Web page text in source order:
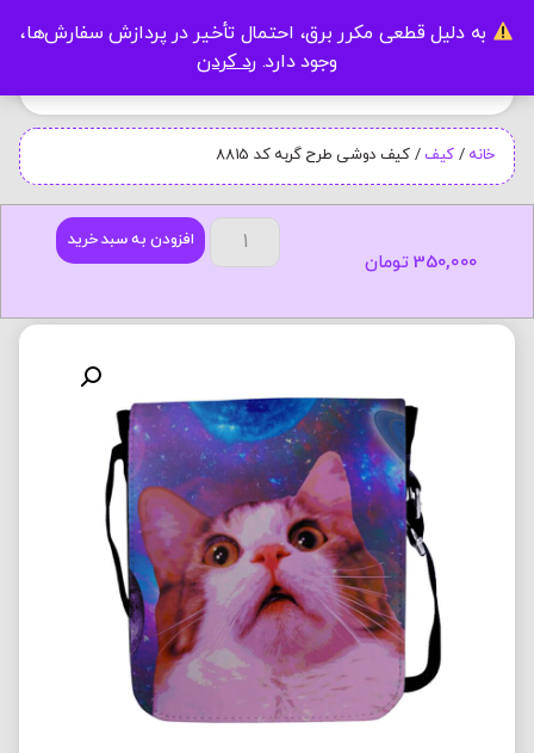
به دلیل قطعی مکرر برق، احتمال تأخیر در پردازش سفارش‌ها،
وجود دارد. رد کردن
خانه / کیف / کیف دوشی طرح گربه کد 8815
افزودن به سبد خرید
350,000 تومان